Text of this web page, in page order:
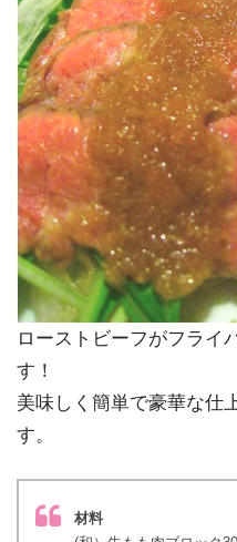
ローストビーフがフライ
す！
美味しく簡単で豪華な仕
す。
材料